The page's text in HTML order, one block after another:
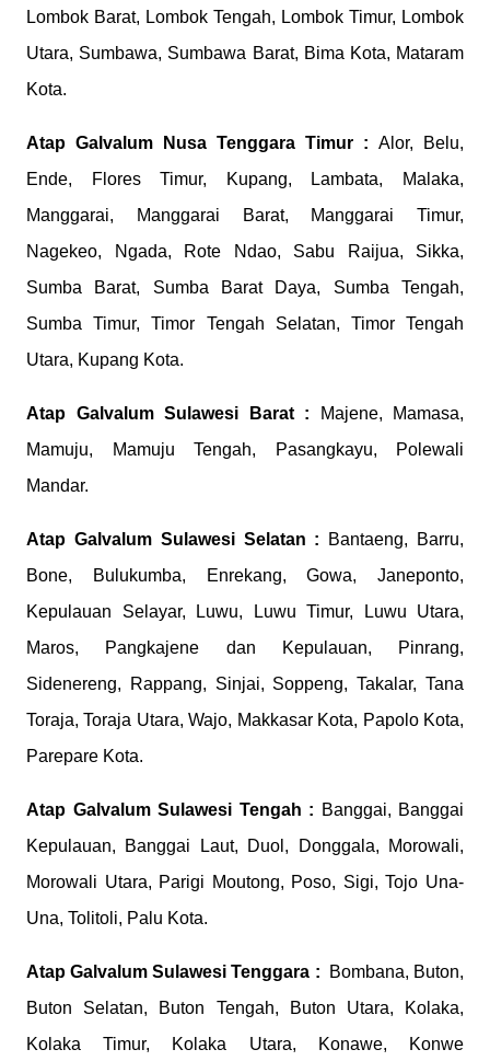
Lombok Barat, Lombok Tengah, Lombok Timur, Lombok
Utara, Sumbawa, Sumbawa Barat, Bima Kota, Mataram
Kota.
Atap Galvalum Nusa Tenggara Timur : Alor, Belu,
Ende, Flores Timur, Kupang, Lambata, Malaka,
Manggarai, Manggarai Barat, Manggarai Timur,
Nagekeo, Ngada, Rote Ndao, Sabu Raijua, Sikka,
Sumba Barat, Sumba Barat Daya, Sumba Tengah,
Sumba Timur, Timor Tengah Selatan, Timor Tengah
Utara, Kupang Kota.
Atap Galvalum Sulawesi Barat :
Majene, Mamasa,
Mamuju, Mamuju Tengah, Pasangkayu, Polewali
Mandar.
Atap Galvalum Sulawesi Selatan :
Bantaeng, Barru,
Bone, Bulukumba, Enrekang, Gowa, Janeponto,
Kepulauan Selayar, Luwu, Luwu Timur, Luwu Utara,
Maros, Pangkajene dan Kepulauan, Pinrang,
Sidenereng, Rappang, Sinjai, Soppeng, Takalar, Tana
Toraja, Toraja Utara, Wajo, Makkasar Kota, Papolo Kota,
Parepare Kota.
Atap Galvalum Sulawesi Tengah : Banggai, Banggai
Kepulauan, Banggai Laut, Duol, Donggala, Morowali,
Morowali Utara, Parigi Moutong, Poso, Sigi, Tojo Una-
Una, Tolitoli, Palu Kota.
Atap GalvalumSulawesi Tenggara :
Bombana, Buton,
Buton Selatan, Buton Tengah, Buton Utara, Kolaka,
Kolaka Timur, Kolaka Utara, Konawe, Konwe